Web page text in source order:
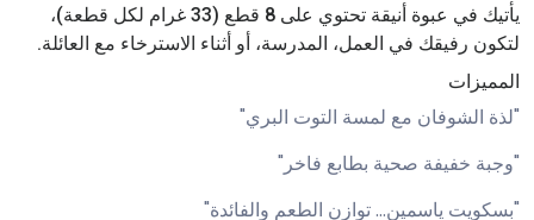
يأتيك في عبوة أنيقة تحتوي على 8 قطع (33 غرام لكل قطعة)،
لتكون رفيقك في العمل، المدرسة، أو أثناء الاسترخاء مع العائلة.
المميزات
"لذة الشوفان مع لمسة التوت البري"
"وجبة خفيفة صحية بطابع فاخر"
"بسكويت ياسمين… توازن الطعم والفائدة"